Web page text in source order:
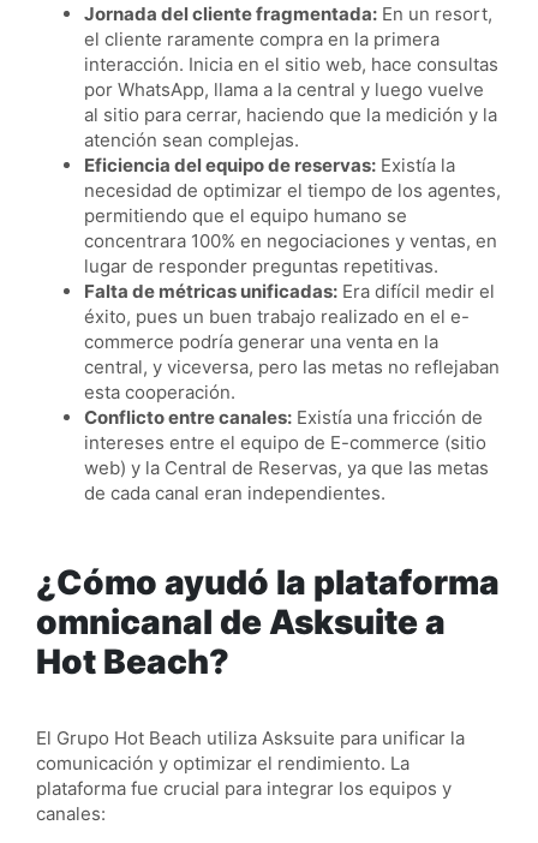
Jornada del cliente fragmentada: En un resort,
el cliente raramente compra en la primera
interacción. Inicia en el sitio web, hace consultas
por WhatsApp, llama a la central y luego vuelve
al sitio para cerrar, haciendo que la medición y la
atención sean complejas.
Eficiencia del equipo de reservas: Existía la
necesidad de optimizar el tiempo de los agentes,
permitiendo que el equipo humano se
concentrara 100% en negociaciones y ventas, en
lugar de responder preguntas repetitivas.
Falta de métricas unificadas: Era difícil medir el
éxito, pues un buen trabajo realizado en el e-
commerce podría generar una venta en la
central, y viceversa, pero las metas no reflejaban
esta cooperación.
Conflicto entre canales: Existía una fricción de
intereses entre el equipo de E-commerce (sitio
web) y la Central de Reservas, ya que las metas
de cada canal eran independientes.
¿Cómo ayudó la plataforma
omnicanal de Asksuite a
Hot Beach?
El Grupo Hot Beach utiliza Asksuite para unificar la
comunicación y optimizar el rendimiento. La
plataforma fue crucial para integrar los equipos y
canales: